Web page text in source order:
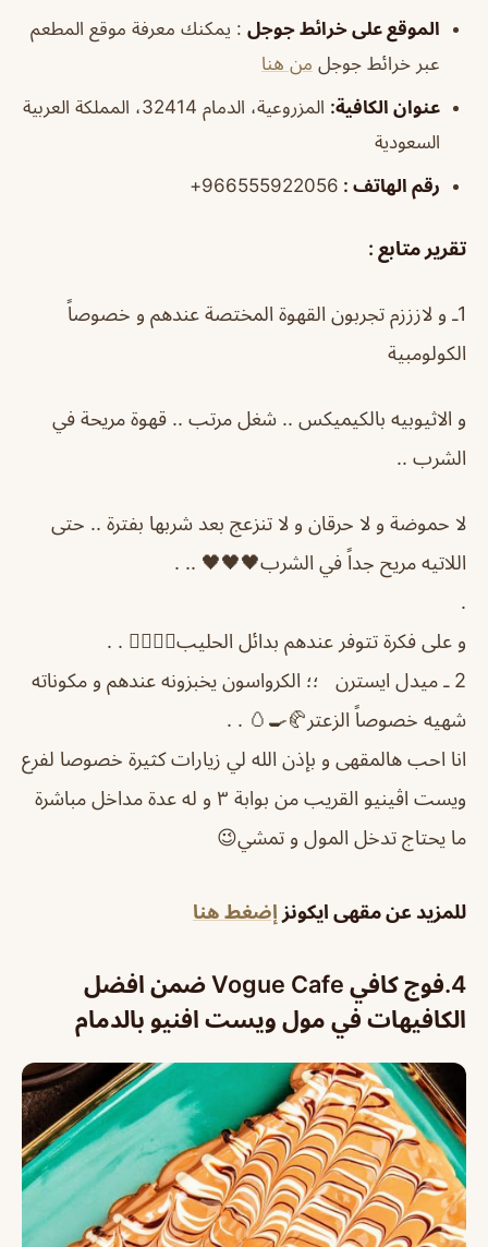
الموقع على خرائط جوجل : يمكنك معرفة موقع المطعم
عبر خرائط جوجل من هنا
عنوان الكافية:
المزروعية، الدمام 32414، المملكة العربية
السعودية
رقم الهاتف : 966555922056+
تقرير متابع :
1ـ و لازززم تجربون القهوة المختصة عندهم و خصوصاً
الكولومبية
و الاثيوبيه بالكيميكس .. شغل مرتب .. قهوة مريحة في
الشرب ..
لا حموضة و لا حرقان و لا تنزعج بعد شربها بفترة .. حتى
اللاتيه مريح جداً في الشرب🖤🖤🖤 .. .
.
و على فكرة تتوفر عندهم بدائل الحليب👍🏻👍🏻 . .
2 ـ ميدل ايسترن ؛؛ الكرواسون يخبزونه عندهم و مكوناته
شهيه خصوصاً الزعتر🥐🍳🥚 . .
انا احب هالمقهى و بإذن الله لي زيارات كثيرة خصوصا لفرع
ويست اڤينيو القريب من بوابة ٣ و له عدة مداخل مباشرة
ما يحتاج تدخل المول و تمشي😉
للمزيد عن مقهى ايكونز إضغط هنا
4.
فوج كافي Vogue Cafe ضمن افضل
الكافيهات في مول ويست افنيو بالدمام